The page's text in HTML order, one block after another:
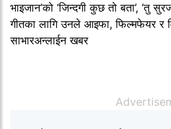
भाइजान’को ‘जिन्दगी कुछ तो बता’, ‘तु
गीतका लागि उनले आइफा, फिल्मफेयर र
साभारअन्लाईन खबर